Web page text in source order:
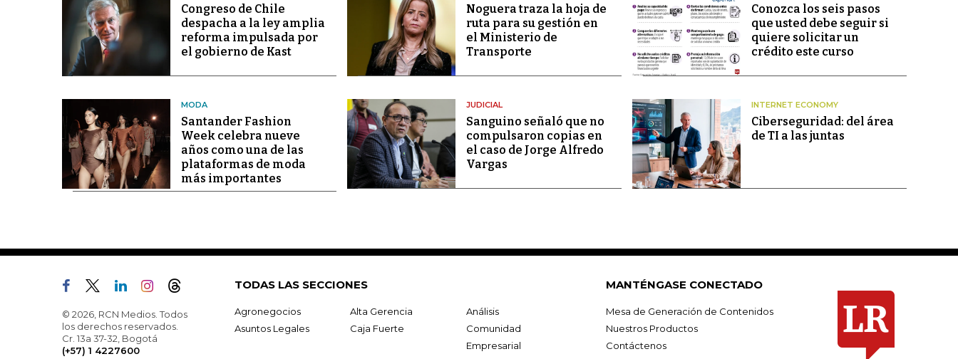
Congreso de Chile
despacha a la ley amplia
reforma impulsada por
el gobierno de Kast
Noguera traza la hoja de
ruta para su gestión en
el Ministerio de
Transporte
Conozca los seis pasos
que usted debe seguir si
quiere solicitar un
crédito este curso
MODA
Santander Fashion
Week celebra nueve
años como una de las
plataformas de moda
más importantes
JUDICIAL
Sanguino señaló que no
compulsaron copias en
el caso de Jorge Alfredo
Vargas
INTERNET ECONOMY
Ciberseguridad: del área
de TI a las juntas
© 2026, RCN Medios. Todos
los derechos reservados.
Cr. 13a 37-32, Bogotá
(+57) 1 4227600
TODAS LAS SECCIONES
Agronegocios Alta Gerencia
Análisis
Asuntos Legales
Caja Fuerte
Comunidad
Empresarial
MANTÉNGASE CONECTADO
Mesa de Generación de Contenidos
Nuestros Productos
Contáctenos